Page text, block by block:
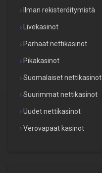
Ilman rekisteröitymistä
Livekasinot
Parhaat nettikasinot
Pikakasinot
Suomalaiset nettikasinot
Suurimmat nettikasinot
Uudet nettikasinot
Verovapaat kasinot